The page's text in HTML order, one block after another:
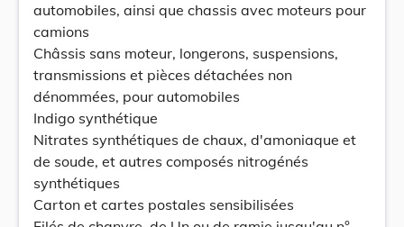
automobiles, ainsi que chassis avec moteurs pour
camions
Châssis sans moteur, longerons, suspensions,
transmissions et pièces détachées non
dénommées, pour automobiles
Indigo synthétique
Nitrates synthétiques de chaux, d'amoniaque et
de soude, et autres composés nitrogénés
synthétiques
Carton et cartes postales sensibilisées